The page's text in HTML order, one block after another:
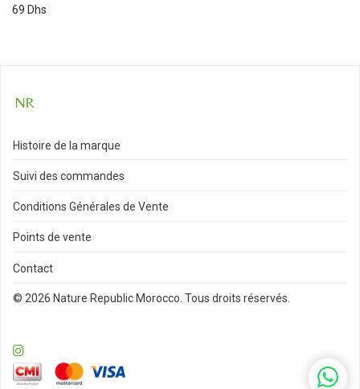
69 Dhs
Histoire de la marque
Suivi des commandes
Conditions Générales de Vente
Points de vente
Contact
© 2026 Nature Republic Morocco. Tous droits réservés.